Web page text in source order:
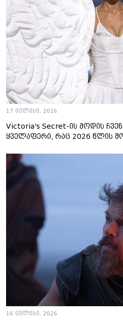
17 ივლისი, 2026
Victoria's Secret-ის მოდის
ყველაფერი, რაც 2026 წლის
16 ივლისი, 2026